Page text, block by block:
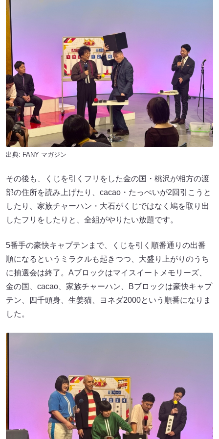
出典: FANY マガジン
その後も、くじを引くフリをした金の国・桃沢が相方の渡
部の住所を読み上げたり、cacao・たっぺいが2回引こうと
したり、家族チャーハン・大石がくじではなく鳩を取り出
したフリをしたりと、全組がやりたい放題です。
5番手の豪快キャプテンまで、くじを引く順番通りの出番
順になるというミラクルも起きつつ、大盛り上がりのうち
に抽選会は終了。Aブロックはマイスイートメモリーズ、
金の国、cacao、家族チャーハン、Bブロックは豪快キャプ
テン、四千頭身、生姜猫、ヨネダ2000という順番になりま
した。